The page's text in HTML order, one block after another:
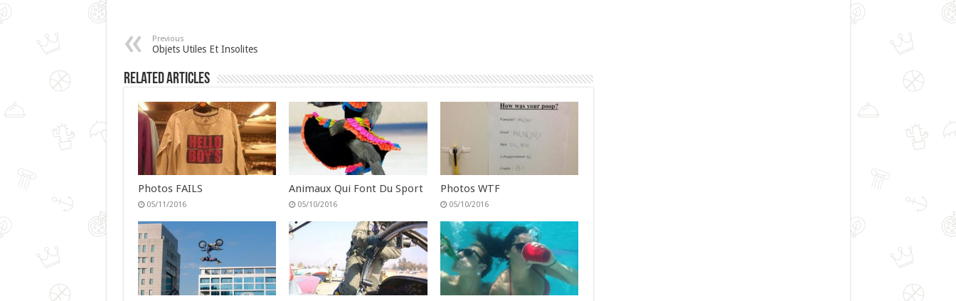
Previous
Objets Utiles Et Insolites
Related Articles
Photos FAILS
05/11/2016
Animaux Qui Font Du Sport
05/10/2016
Photos WTF
05/10/2016